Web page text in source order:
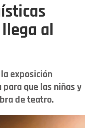
al
exposición
que las niñas y
de teatro.